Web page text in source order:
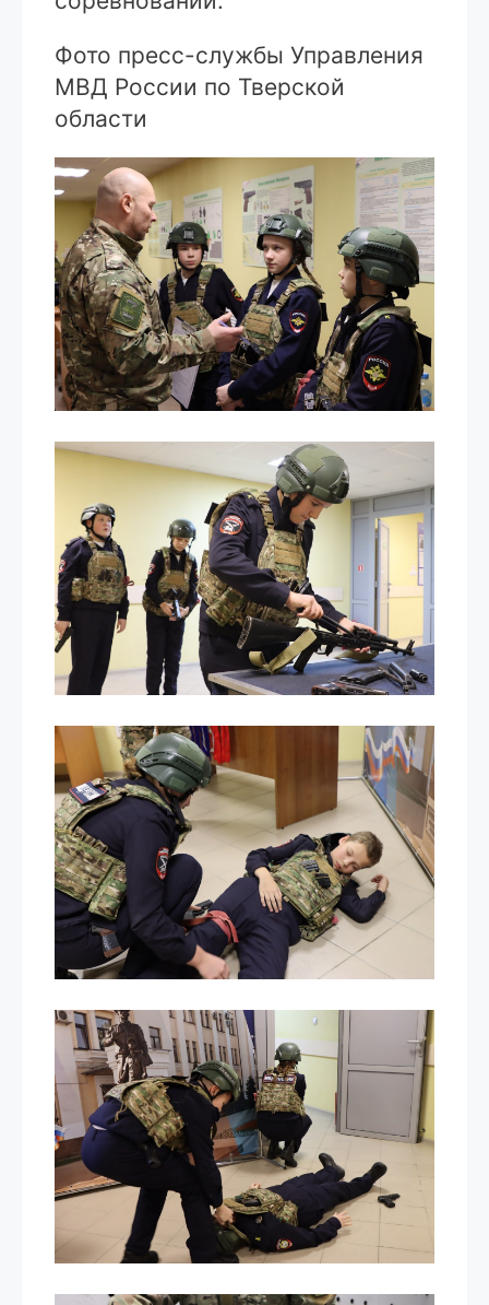
Фото пресс-службы Управления
МВД России по Тверской
области